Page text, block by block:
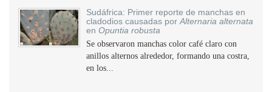
Sudáfrica: Primer reporte de manchas en
cladodios causadas por Alternaria alternata
en Opuntia robusta
Se observaron manchas color café claro con
anillos alternos alrededor, formando una costra,
en los...